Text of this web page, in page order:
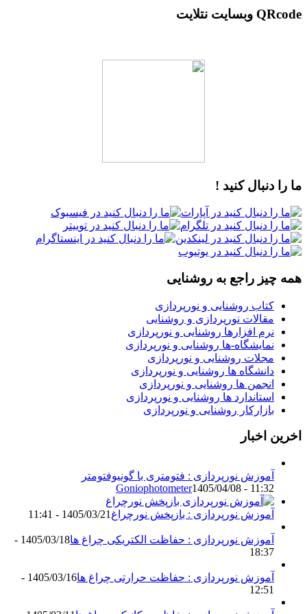
QRcode وبسایت نتلایت
ما را دنبال کنید !
همه چیز راجع به روشنایی
کتاب روشنایی و نورپردازی
مقالات نورپردازی و روشنایی
نرم افزارها روشنایی و نورپردازی
نمایشگاه-ها روشنایی و نورپردازی
مجلات روشنایی و نورپردازی
دانشگاه ها روشنایی و نورپردازی
انجمن ها روشنایی و نورپردازی
استاندارد ها روشنایی و نورپردازی
بازارکار روشنایی و نورپردازی
اخرین اخبار
آموزش نورپردازی : فتومتری با گونیوفتومتر
Goniophotometer1405/04/08 - 11:32
آموزش نورپردازی : بازپخش نورچراغ 1405/03/21 - 11:41
آموزش نورپردازی : حفاظت الکتریکی چراغ ها
1405/03/18 -
18:37
آموزش نورپردازی : حفاظت حرارتی چراغ ها
1405/03/16 -
12:51